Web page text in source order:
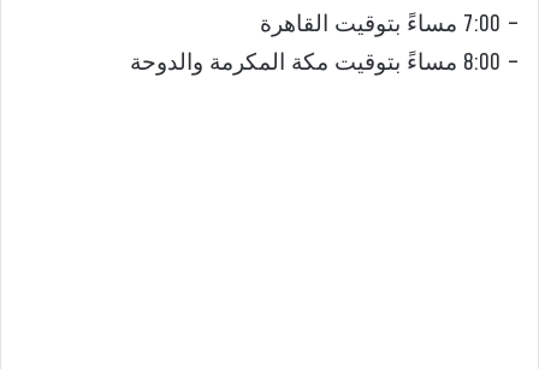
– 7:00 مساءً بتوقيت القاهرة
– 8:00 مساءً بتوقيت مكة المكرمة والدوحة